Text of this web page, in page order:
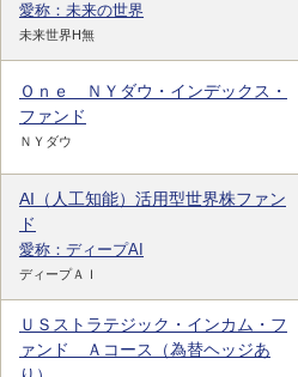
愛称：未来の世界
未来世界H無
Ｏｎｅ ＮＹダウ・インデックス・
ファンド
ＮＹダウ
AI（人工知能）活用型世界株ファン
ド
愛称：ディープAI
ディープＡＩ
ＵＳストラテジック・インカム・フ
ァンド Ａコース（為替ヘッジあ